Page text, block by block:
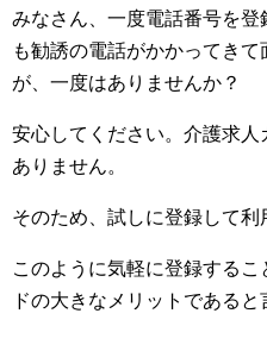
みなさん、一度電話番号を
も勧誘の電話がかかってき
が、一度はありませんか？
安心してください。介護求
ありません。
そのため、試しに登録して利
このように気軽に登録する
ドの大きなメリットであると